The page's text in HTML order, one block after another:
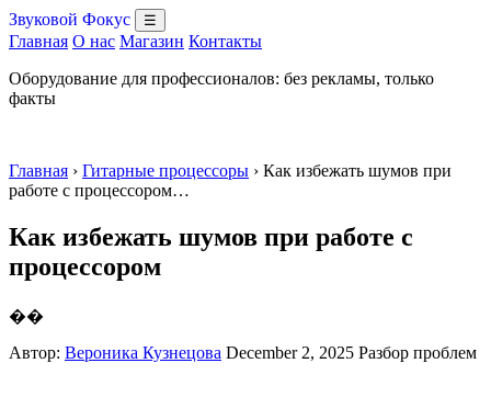
Звуковой Фокус ☰
Главная О нас Магазин Контакты
Оборудование для профессионалов: без рекламы, только
факты
Главная › Гитарные процессоры › Как избежать шумов при
работе с процессором…
Как избежать шумов при работе с
процессором
��
Автор: Вероника Кузнецова December 2, 2025 Разбор проблем